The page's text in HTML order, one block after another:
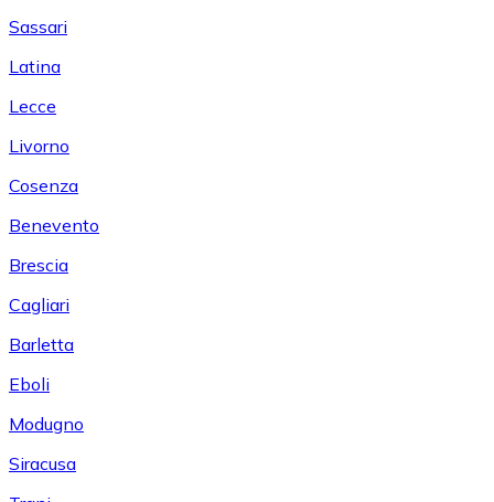
Sassari
Latina
Lecce
Livorno
Cosenza
Benevento
Brescia
Cagliari
Barletta
Eboli
Modugno
Siracusa